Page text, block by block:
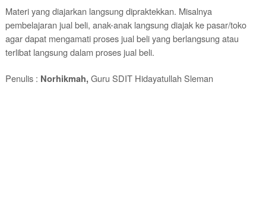
Materi yang diajarkan langsung dipraktekkan. Misalnya
pembelajaran jual beli, anak-anak langsung diajak ke pasar/toko
agar dapat mengamati proses jual beli yang berlangsung atau
terlibat langsung dalam proses jual beli.
Penulis : Norhikmah, Guru SDIT Hidayatullah Sleman